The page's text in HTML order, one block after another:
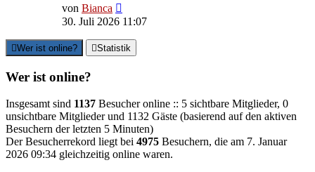
von Bianca
Beitrag
30. Juli 2026 11:07
Wer ist online? Statistik
Wer ist online?
Insgesamt sind 1137 Besucher online :: 5 sichtbare Mitglieder, 0
unsichtbare Mitglieder und 1132 Gäste (basierend auf den aktiven
Besuchern der letzten 5 Minuten)
Der Besucherrekord liegt bei 4975 Besuchern, die am 7. Januar
2026 09:34 gleichzeitig online waren.